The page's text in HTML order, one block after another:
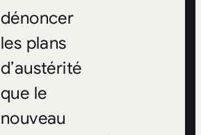
dénoncer
les plans
d’austérité
que le
nouveau